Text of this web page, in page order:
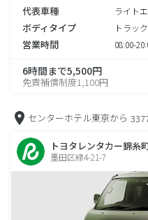
代表車種 ライト
ボディタイプ トラッ
営業時間 08:00-
6時間まで5,500円
免責補償制度1,100円
センターホテル東京から
トヨタレンタカー錦糸
墨田区緑4-21-7